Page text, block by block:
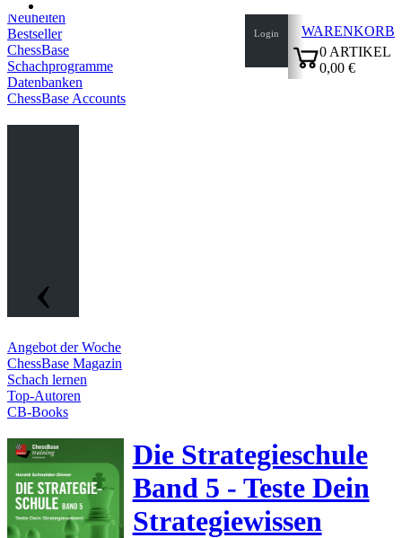
Login
WARENKORB
0 ARTIKEL
0,00 €
Neuheiten
Bestseller
ChessBase
Schachprogramme
Datenbanken
ChessBase Accounts
‹
Angebot der Woche
ChessBase Magazin
Schach lernen
Top-Autoren
CB-Books
Die Strategieschule
Band 5 - Teste Dein
Strategiewissen